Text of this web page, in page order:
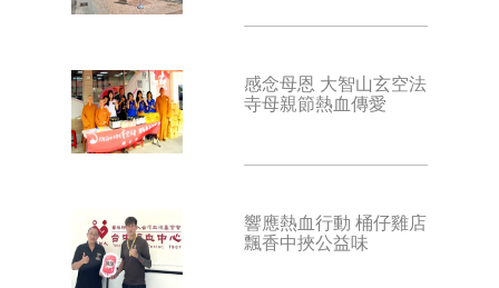
感念母恩 大智山玄空法
寺母親節熱血傳愛
響應熱血行動 桶仔雞店
飄香中挾公益味